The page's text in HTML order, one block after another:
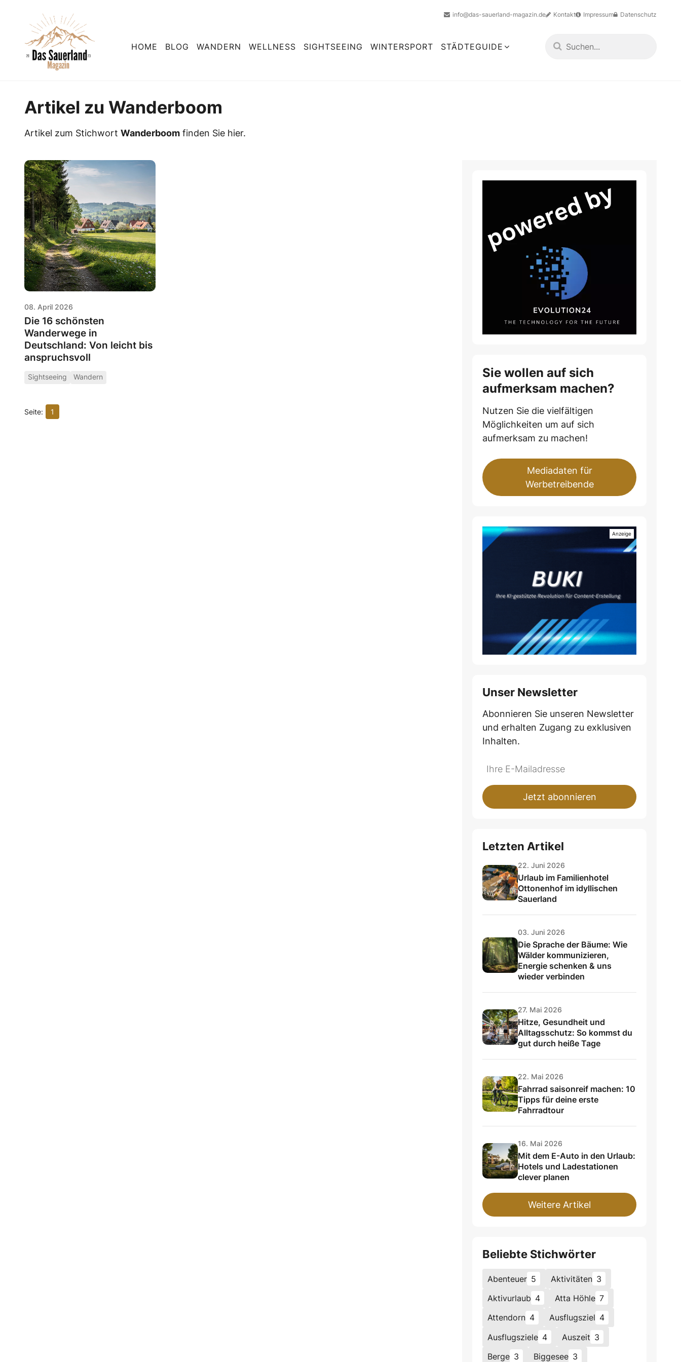
info@das-sauerland-magazin.de Kontakt Impressum Datenschutz
HOME BLOG WANDERN WELLNESS SIGHTSEEING WINTERSPORT STÄDTEGUIDE
Artikel zu Wanderboom
Artikel zum Stichwort Wanderboom finden Sie hier.
08. April 2026
Die 16 schönsten
Wanderwege in
Deutschland: Von leicht bis
anspruchsvoll
Sightseeing Wandern
1
Sie wollen auf sich
aufmerksam machen?
Nutzen Sie die vielfältigen
Möglichkeiten um auf sich
aufmerksam zu machen!
Mediadaten für
Werbetreibende
Unser Newsletter
Abonnieren Sie unseren Newsletter
und erhalten Zugang zu exklusiven
Inhalten.
Jetzt abonnieren
Letzten Artikel
22. Juni 2026
Urlaub im Familienhotel
Ottonenhof im idyllischen
Sauerland
03. Juni 2026
Die Sprache der Bäume: Wie
Wälder kommunizieren,
Energie schenken & uns
wieder verbinden
27. Mai 2026
Hitze, Gesundheit und
Alltagsschutz: So kommst du
gut durch heiße Tage
22. Mai 2026
Fahrrad saisonreif machen: 10
Tipps für deine erste
Fahrradtour
16. Mai 2026
Mit dem E-Auto in den Urlaub:
Hotels und Ladestationen
clever planen
Weitere Artikel
Beliebte Stichwörter
Abenteuer 5 Aktivitäten 3
Aktivurlaub 4 Atta Höhle 7
Attendorn 4 Ausflugsziel 4
Ausflugsziele 4 Auszeit 3
Berge 3 Biggesee 3